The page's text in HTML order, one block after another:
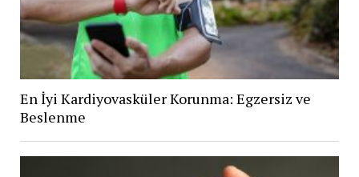
En İyi Kardiyovasküler Korunma: Egzersiz ve
Beslenme